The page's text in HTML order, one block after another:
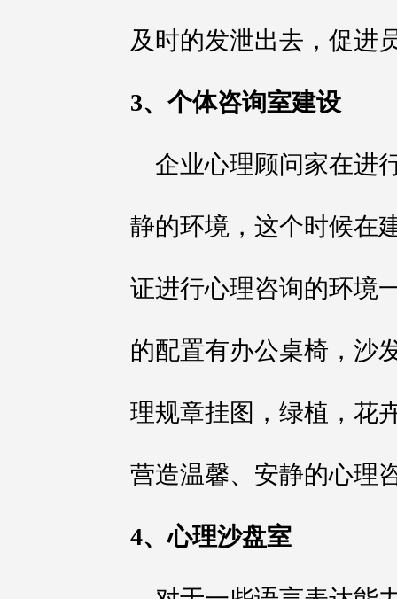
及时的发泄出去，促进
3、个体咨询室建设
企业心理顾问家在进
静的环境，这个时候在
证进行心理咨询的环境
的配置有办公桌椅，沙
理规章挂图，绿植，花
营造温馨、安静的心理
4、心理沙盘室